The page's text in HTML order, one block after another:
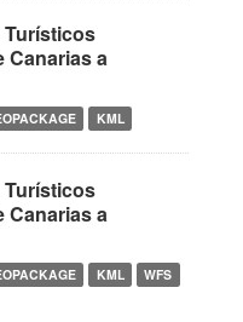
Canarias a
KML
Canarias a
KML
WFS